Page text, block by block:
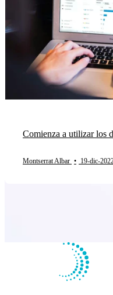
Comienza a utilizar los
Montserrat Albar • 19-dic-